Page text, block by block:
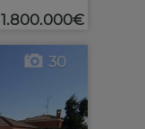
1.800.000€
30